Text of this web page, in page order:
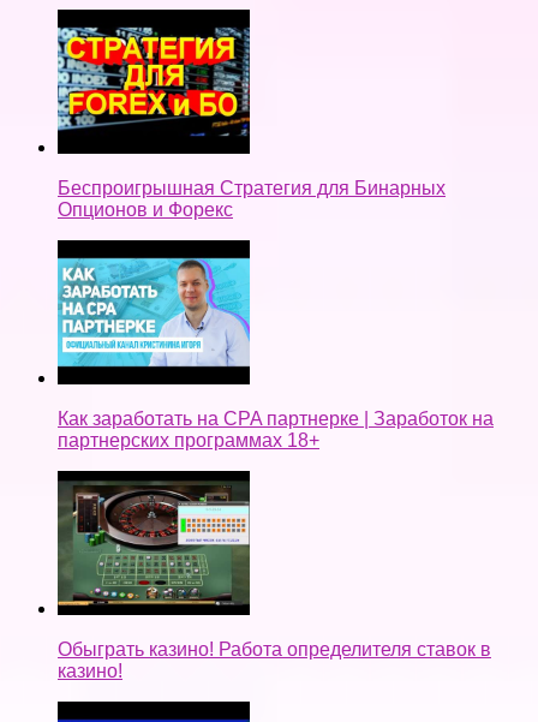
Беспроигрышная Стратегия для Бинарных
Опционов и Форекс
Как заработать на CPA партнерке | Заработок на
партнерских программах 18+
Обыграть казино! Работа определителя ставок в
казино!